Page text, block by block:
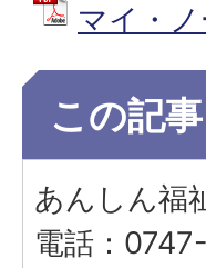
マイ・
この記
あんしん福
電話：